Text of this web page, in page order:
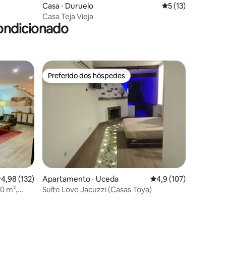
Casa ⋅ Duruelo 5 de uma
5 (13)
Casa Teja Vieja
hóspedes
de uma avaliação média de 5, 132 avaliações
4,98 (132)
m²,
Preferido dos hóspedes
Preferido dos hóspedes
Apartamento ⋅ Uceda 4,9 de uma avaliação
4,9 (107)
Suíte Love Jacuzzi (Casas Toya)